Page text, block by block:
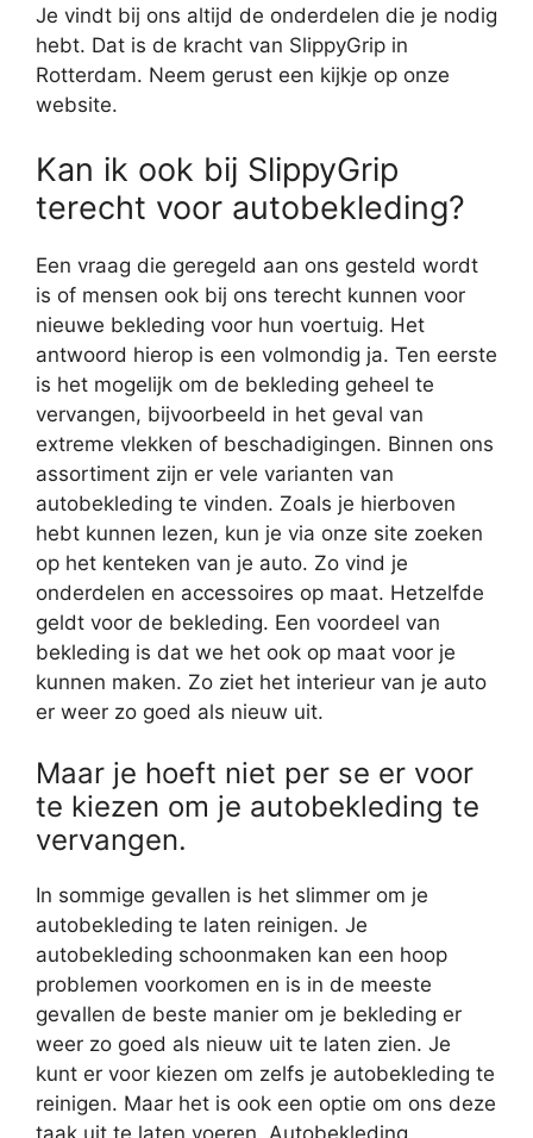
Je vindt bij ons altijd de onderdelen die je nodig
hebt. Dat is de kracht van SlippyGrip in
Rotterdam. Neem gerust een kijkje op onze
website.
Kan ik ook bij SlippyGrip
terecht voor autobekleding?
Een vraag die geregeld aan ons gesteld wordt
is of mensen ook bij ons terecht kunnen voor
nieuwe bekleding voor hun voertuig. Het
antwoord hierop is een volmondig ja. Ten eerste
is het mogelijk om de bekleding geheel te
vervangen, bijvoorbeeld in het geval van
extreme vlekken of beschadigingen. Binnen ons
assortiment zijn er vele varianten van
autobekleding te vinden. Zoals je hierboven
hebt kunnen lezen, kun je via onze site zoeken
op het kenteken van je auto. Zo vind je
onderdelen en accessoires op maat. Hetzelfde
geldt voor de bekleding. Een voordeel van
bekleding is dat we het ook op maat voor je
kunnen maken. Zo ziet het interieur van je auto
er weer zo goed als nieuw uit.
Maar je hoeft niet per se er voor
te kiezen om je autobekleding te
vervangen.
In sommige gevallen is het slimmer om je
autobekleding te laten reinigen. Je
autobekleding schoonmaken kan een hoop
problemen voorkomen en is in de meeste
gevallen de beste manier om je bekleding er
weer zo goed als nieuw uit te laten zien. Je
kunt er voor kiezen om zelfs je autobekleding te
reinigen. Maar het is ook een optie om ons deze